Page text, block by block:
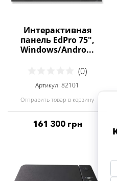
Интерактивная
панель EdPro 75",
Windows/Andro...
(0)
Артикул: 82101
Отправить товар в корзину
161 300 грн